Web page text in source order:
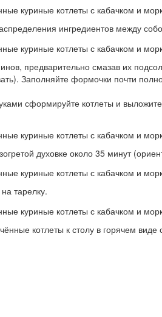
ингредиентов между
предварительно смазав их
Заполняйте формочки почти
сформируйте котлеты и
духовке около 35 минут
тарелку.
котлеты к столу в горячем